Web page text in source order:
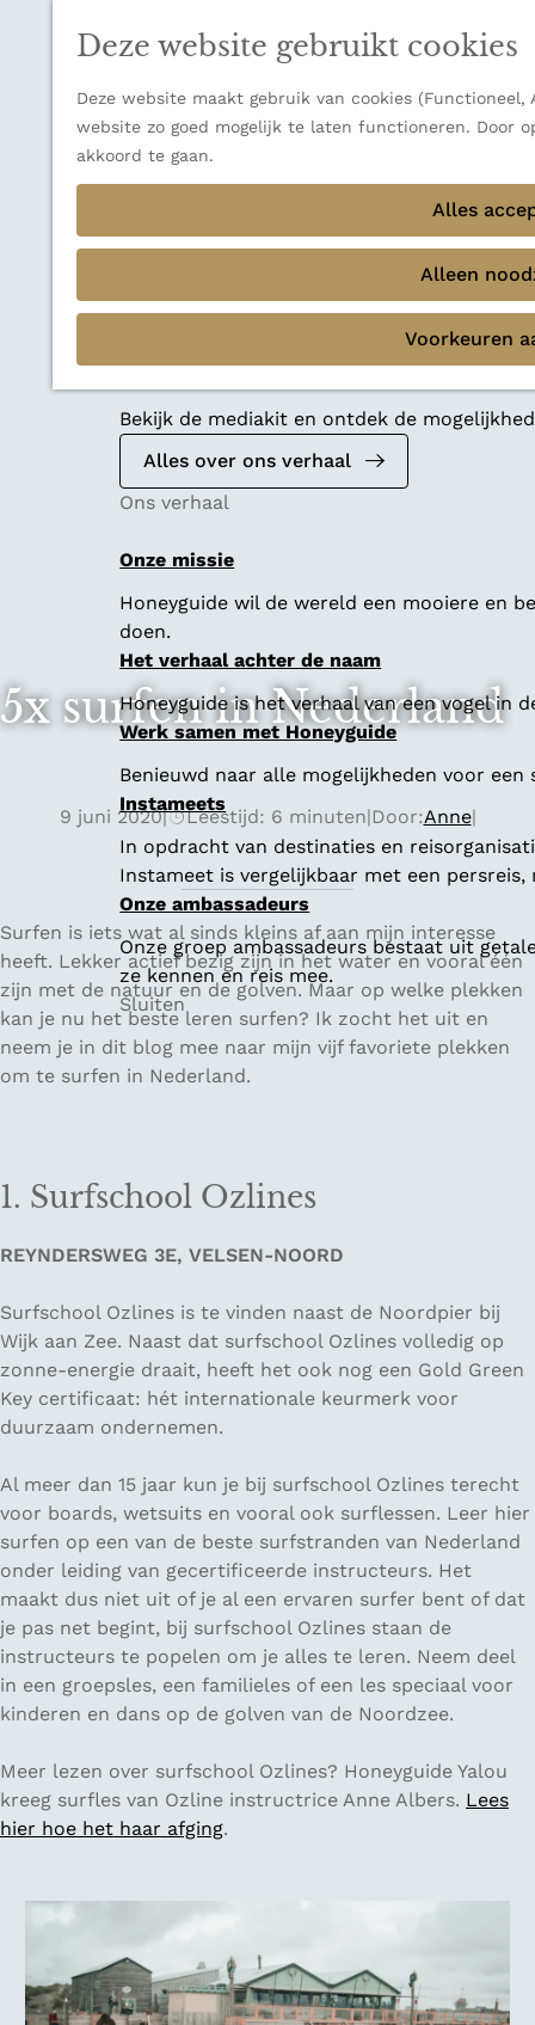
Deze website gebruikt cookies
Deze website maakt gebruik van cookies
website zo goed mogelijk te laten functioneren. Door
akkoord te gaan.
Alles
Alleen
Voorkeuren
u
Verborgen parels
Mediakit 2026
Bekijk de mediakit en ontdek de
Alles over ons verhaal
Ons verhaal
Onze missie
Honeyguide wil de wereld een mooiere en
doen.
Het verhaal achter de naam
Honeyguide is het verhaal van een vogel in
Werk samen met Honeyguide
Benieuwd naar alle mogelijkheden voor
Instameets
In opdracht van destinaties en
Instameet is vergelijkbaar met een
Onze ambassadeurs
Onze groep ambassadeurs bestaat uit
ze kennen en reis mee.
Sluiten
5x surfen in Nederland
9 juni 2020| Leestijd: 6 minuten|Door:Anne|
Surfen is iets wat al sinds kleins af aan mijn interesse
heeft. Lekker actief bezig zijn in het water en vooral één
zijn met de natuur en de golven. Maar op welke plekken
kan je nu het beste leren surfen? Ik zocht het uit en
neem je in dit blog mee naar mijn vijf favoriete plekken
om te surfen in Nederland.
1. Surfschool Ozlines
REYNDERSWEG 3E, VELSEN-NOORD
Surfschool Ozlines is te vinden naast de Noordpier bij
Wijk aan Zee. Naast dat surfschool Ozlines volledig op
zonne-energie draait, heeft het ook nog een Gold Green
Key certificaat: hét internationale keurmerk voor
duurzaam ondernemen.
Al meer dan 15 jaar kun je bij surfschool Ozlines terecht
voor boards, wetsuits en vooral ook surflessen. Leer hier
surfen op een van de beste surfstranden van Nederland
onder leiding van gecertificeerde instructeurs. Het
maakt dus niet uit of je al een ervaren surfer bent of dat
je pas net begint, bij surfschool Ozlines staan de
instructeurs te popelen om je alles te leren. Neem deel
in een groepsles, een familieles of een les speciaal voor
kinderen en dans op de golven van de Noordzee.
Meer lezen over surfschool Ozlines? Honeyguide Yalou
kreeg surfles van Ozline instructrice Anne Albers. Lees
hier hoe het haar afging.